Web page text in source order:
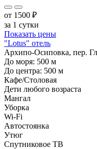
от 1500 ₽
за 1 сутки
Показать цены
"Lotus" отель
Архипо-Осиповка, пер.
До моря: 500 м
До центра: 500 м
Кафе/Столовая
Дети любого возраста
Мангал
Уборка
Wi-Fi
Автостоянка
Утюг
Спутниковое ТВ